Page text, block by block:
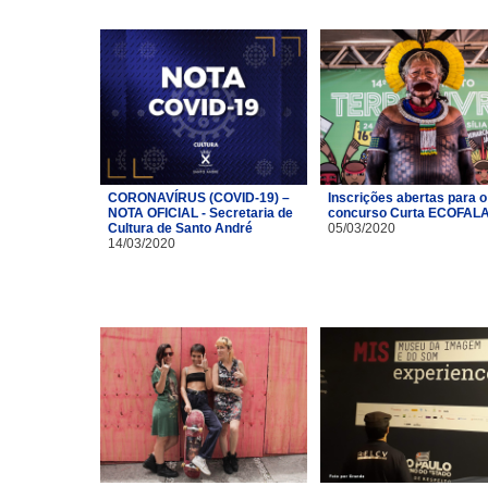
CORONAVÍRUS (COVID-19) –
NOTA OFICIAL - Secretaria de
Cultura de Santo André
14/03/2020
Inscrições abertas para o
concurso Curta
05/03/2020